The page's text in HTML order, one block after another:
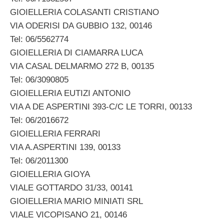
GIOIELLERIA COLASANTI CRISTIANO
VIA ODERISI DA GUBBIO 132, 00146
Tel: 06/5562774
GIOIELLERIA DI CIAMARRA LUCA
VIA CASAL DELMARMO 272 B, 00135
Tel: 06/3090805
GIOIELLERIA EUTIZI ANTONIO
VIA A DE ASPERTINI 393-C/C LE TORRI, 00133
Tel: 06/2016672
GIOIELLERIA FERRARI
VIA A.ASPERTINI 139, 00133
Tel: 06/2011300
GIOIELLERIA GIOYA
VIALE GOTTARDO 31/33, 00141
GIOIELLERIA MARIO MINIATI SRL
VIALE VICOPISANO 21, 00146